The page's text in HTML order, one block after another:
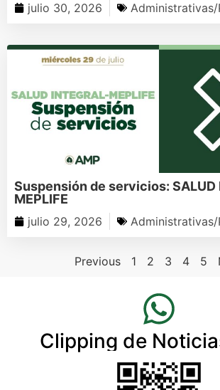
julio 30, 2026 Administrativas/
Suspensión de servicios: SALUD
MEPLIFE
julio 29, 2026 Administrativas/
Previous 1 2 3 4 5
Clipping de